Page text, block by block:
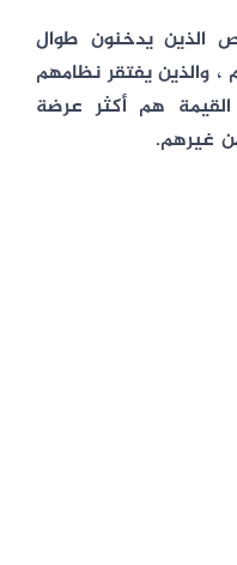
الذين يدخنون طوال
والذين يفتقر نظامهم
القيمة هم أكثر عرضة
غيرهم.